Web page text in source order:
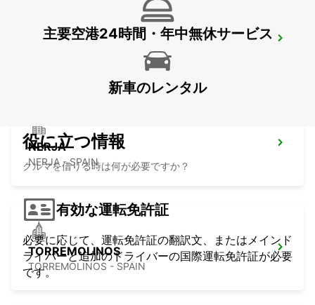
ALMERIA AIRPORT
NERJA
NERJA - SPAIN
TORREMOLINOS
TORREMOLINOS - SPAIN
主要空港24時間・年中無休サービス
新車のレンタル
役に立つ情報
クルマを借りる時は何が必要ですか？
有効な運転免許証
必要に応じて、運転免許証の翻訳文、またはメインド
ライバーと追加のドライバーの国際運転免許証が必要
です。